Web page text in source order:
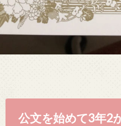
公文を始めて3年2